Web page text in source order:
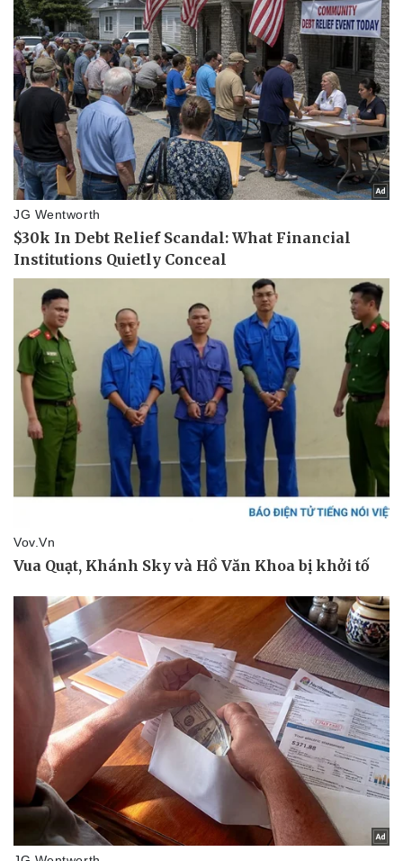
Doanh nghiệp
Thông tin doanh nghiệp
Doanh nghiệp 24h
Doanh nhân
Vì cộng đồng
Công nghệ
Sành điệu
Tin Công nghệ
Trải nghiệm
Chuyển đổi số